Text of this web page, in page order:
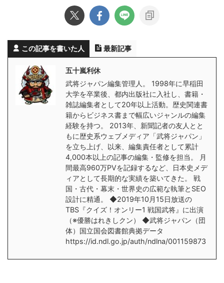
この記事を書いた人 最新記事
五十嵐利休
武将ジャパン編集管理人。 1998年に早稲田
大学を卒業後、都内出版社に入社し、書籍・
雑誌編集者として20年以上活動。歴史関連書
籍からビジネス書まで幅広いジャンルの編集
経験を持つ。 2013年、新聞記者の友人とと
もに歴史系ウェブメディア「武将ジャパン」
を立ち上げ、以来、編集責任者として累計
4,000本以上の記事の編集・監修を担当。 月
間最高960万PVを記録するなど、日本史メデ
ィアとして長期的な実績を築いてきた。 戦
国・古代・幕末・世界史の広範な執筆とSEO
設計に精通。 ◆2019年10月15日放送の
TBS『クイズ！オンリー1 戦国武将』に出演
（※優勝はれきしクン） ◆武将ジャパン（団
体）国立国会図書館典拠データ
https://id.ndl.go.jp/auth/ndlna/001159873